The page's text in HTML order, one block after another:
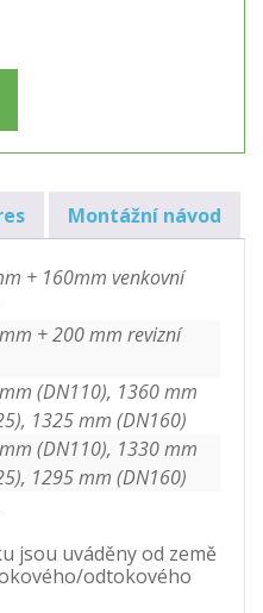
Montážní návod
+ 160mm venkovní
+ 200 mm revizní
(DN110), 1360 mm
1325 mm (DN160)
(DN110), 1330 mm
1295 mm (DN160)
jsou uváděny od země
odtokového